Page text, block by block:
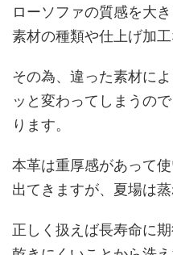
ローソファの質感を大
素材の種類や仕上げ加工
その為、違った素材に
ッと変わってしまうの
ります。
本革は重厚感があって
出てきますが、夏場は
正しく扱えば長寿命に